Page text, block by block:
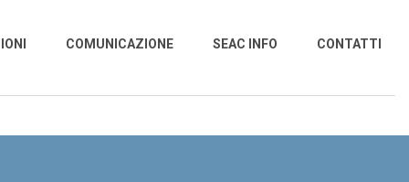
COMUNICAZIONE SEAC INFO CONTATTI